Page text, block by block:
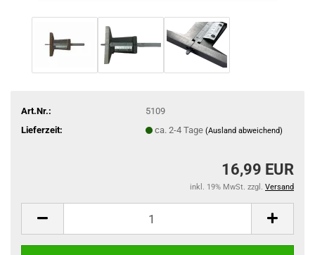
Art.Nr.:
5109
Lieferzeit:
ca. 2-4 Tage (Ausland abweichend)
16,99 EUR
inkl. 19% MwSt. zzgl. Versand